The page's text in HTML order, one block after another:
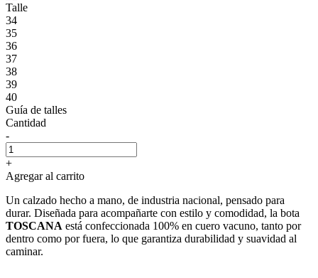
Talle
34
35
36
37
38
39
40
Guía de talles
Cantidad
-
+
Agregar al carrito
Un calzado hecho a mano, de industria nacional, pensado para
durar. Diseñada para acompañarte con estilo y comodidad, la bota
TOSCANA está confeccionada 100% en cuero vacuno, tanto por
dentro como por fuera, lo que garantiza durabilidad y suavidad al
caminar.